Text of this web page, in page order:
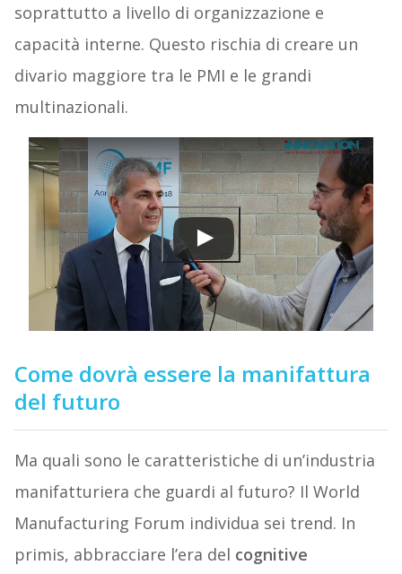
soprattutto a livello di organizzazione e
capacità interne. Questo rischia di creare un
divario maggiore tra le PMI e le grandi
multinazionali.
Come dovrà essere la manifattura
del futuro
Ma quali sono le caratteristiche di un’industria
manifatturiera che guardi al futuro? Il World
Manufacturing Forum individua sei trend. In
primis, abbracciare l’era del cognitive